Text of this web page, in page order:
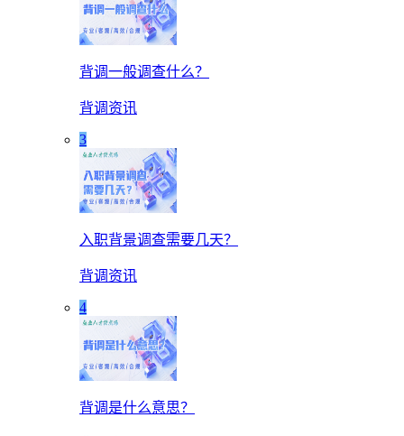
背调一般调查什么？
背调资讯
3
入职背景调查需要几天？
背调资讯
4
背调是什么意思？